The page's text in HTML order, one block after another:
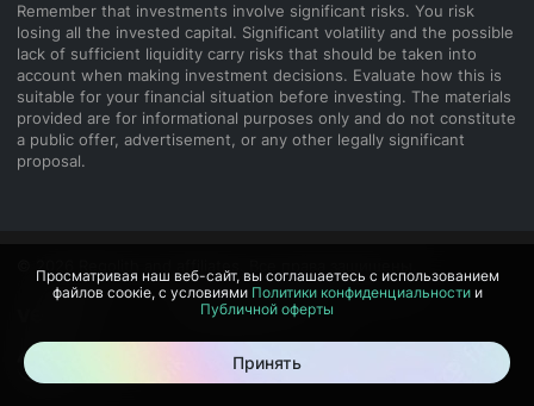
Remember that investments involve significant risks. You risk
losing all the invested capital. Significant volatility and the possible
lack of sufficient liquidity carry risks that should be taken into
account when making investment decisions. Evaluate how this is
suitable for your financial situation before investing. The materials
provided are for informational purposes only and do not constitute
a public offer, advertisement, or any other legally significant
proposal.
© 2026 Regolith and affiliates. Все права защищены.
Просматривая наш веб-сайт, вы соглашаетесь с использованием
файлов соокіе, с условиями Политики конфиденциальностии
Публичной оферты
Принять